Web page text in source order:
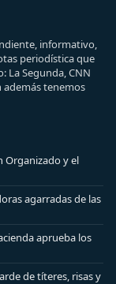
informativo,
periodística que
La Segunda, CNN
además tenemos
Organizado y el
agarradas de las
aprueba los
de títeres, risas y